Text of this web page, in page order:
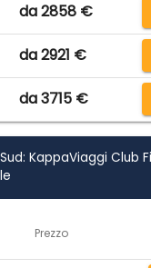
da 2858 €
da 2921 €
da 3715 €
KappaViaggi Club
Prezzo